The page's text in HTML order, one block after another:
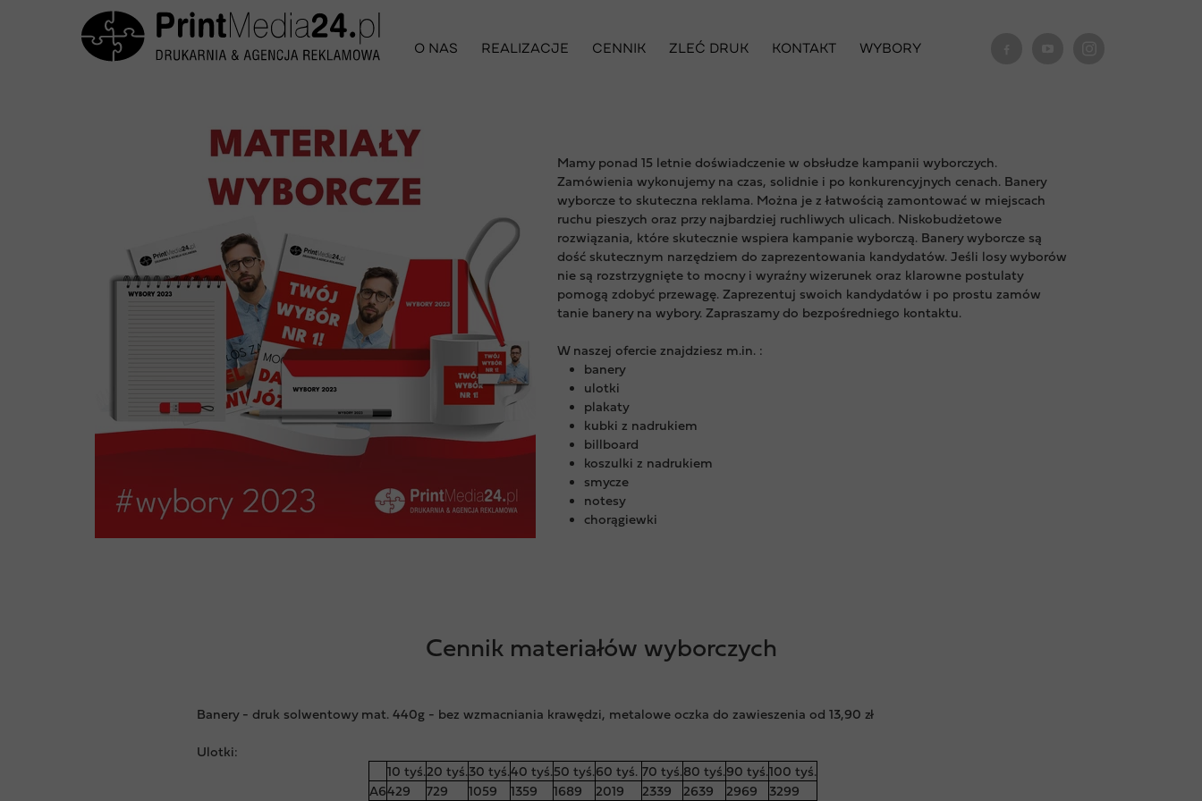
Banery - druk solwentowy mat. 440g - bez wzmacniania krawędzi, metalowe oczka do zawieszenia od 13,90 zł
Ulotki:
10 tyś.20 tyś.30 tyś.40 tyś.50 tyś.60 tyś. 70 tyś.80 tyś.90 tyś.100 tyś.
A6429 729 1059 1359 1689 2019 2339 2639 2969
3299
Cennik materiałów wyborczych
Mamy ponad 15 letnie doświadczenie w obsłudze kampanii wyborczych.
Zamówienia wykonujemy na czas, solidnie i po konkurencyjnych cenach. Banery
wyborcze to skuteczna reklama. Można je z łatwością zamontować w miejscach
ruchu pieszych oraz przy najbardziej ruchliwych ulicach. Niskobudżetowe
rozwiązania, które skutecznie wspiera kampanie wyborczą. Banery wyborcze są
dość skutecznym narzędziem do zaprezentowania kandydatów. Jeśli losy wyborów
nie są rozstrzygnięte to mocny i wyraźny wizerunek oraz klarowne postulaty
pomogą zdobyć przewagę. Zaprezentuj swoich kandydatów i po prostu zamów
tanie banery na wybory. Zapraszamy do bezpośredniego kontaktu.
W naszej ofercie znajdziesz m.in. :
banery
ulotki
plakaty
kubki z nadrukiem
billboard
koszulki z nadrukiem
smycze
notesy
chorągiewki
O NAS REALIZACJE CENNIK ZLEĆ DRUK KONTAKT WYBORY